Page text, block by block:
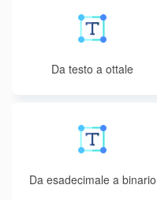
Da testo a ottale
Da esadecimale a binario